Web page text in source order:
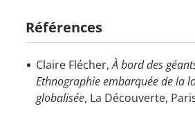
Références
Claire Flécher,À bord des
Ethnographie embarquée de la
globalisée, La Découverte,